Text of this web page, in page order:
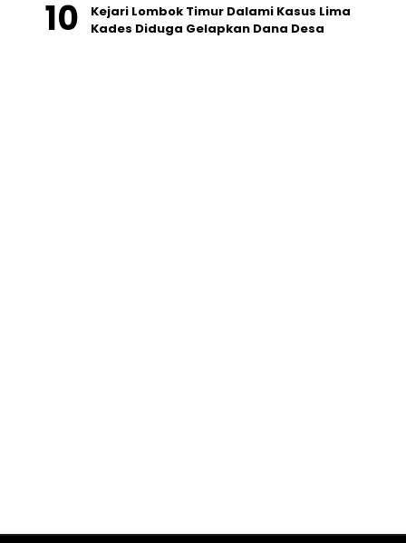
Kejari Lombok Timur Dalami Kasus Lima
Kades Diduga Gelapkan Dana Desa